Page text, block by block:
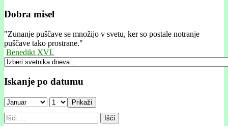
Dobra misel
"Zunanje puščave se množijo v svetu, ker so postale notranje
puščave tako prostrane."
Benedikt XVI.
Iskanje po datumu
Prikaži
Išči: